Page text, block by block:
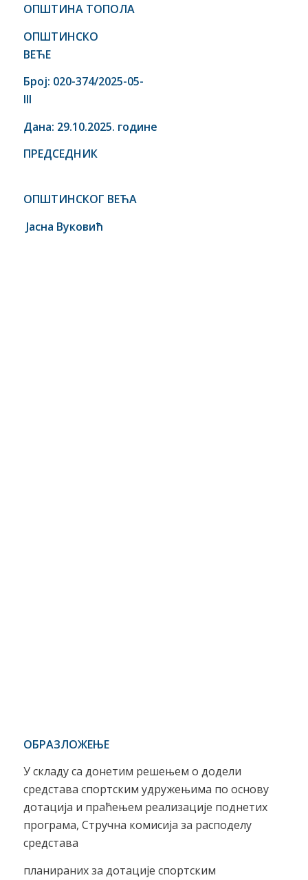
ОПШТИНА ТОПОЛА
ОПШТИНСКО
ВЕЋЕ
Број: 020-374/2025-05-
III
Дана: 29.10.2025. године
ПРЕДСЕДНИК
ОПШТИНСКОГ ВЕЋА
Јасна Вуковић
ОБРАЗЛОЖЕЊЕ
У складу са донетим решењем о додели
средстава спортским удружењима по основу
дотација и праћењем реализације поднетих
програма, Стручна комисија за расподелу
средстава
планираних за дотације спортским